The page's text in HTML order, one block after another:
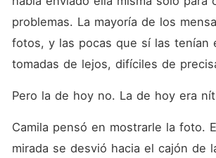
problemas. La mayoría de los
fotos, y las pocas que sí las tenían
tomadas de lejos, difíciles de
Pero la de hoy no. La de hoy era
Camila pensó en mostrarle la foto.
mirada se desvió hacia el cajón de